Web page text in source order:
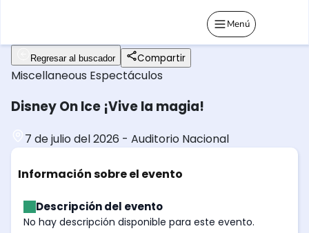
Menú
Regresar al buscador Compartir
Miscellaneous Espectáculos
Disney On Ice ¡Vive la magia!
7 de julio del 2026 - Auditorio Nacional
Información sobre el evento
Descripción del evento
No hay descripción disponible para este evento.